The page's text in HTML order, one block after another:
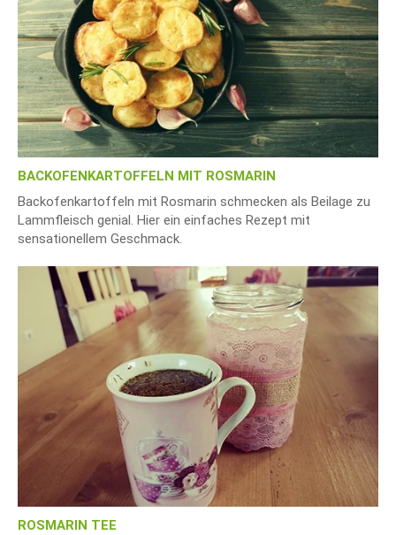
BACKOFENKARTOFFELN MIT ROSMARIN
Backofenkartoffeln mit Rosmarin schmecken als Beilage zu
Lammfleisch genial. Hier ein einfaches Rezept mit
sensationellem Geschmack.
ROSMARIN TEE